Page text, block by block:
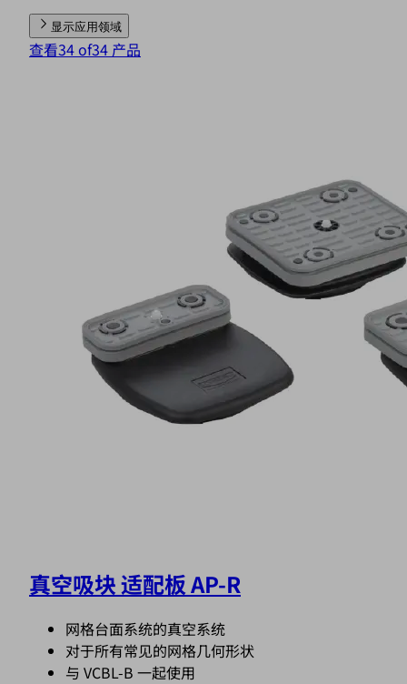
显示应用领域
查看34 of34 产品
真空吸块 适配板 AP-R
网格台面系统的真空系统
对于所有常见的网格几何形状
与 VCBL-B 一起使用